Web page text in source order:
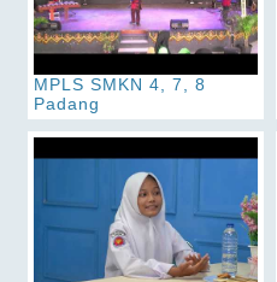
MPLS SMKN 4, 7, 8
Padang